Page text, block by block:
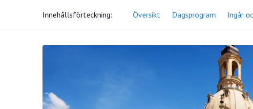
Innehållsförteckning Översikt Dagsprogram Ingår